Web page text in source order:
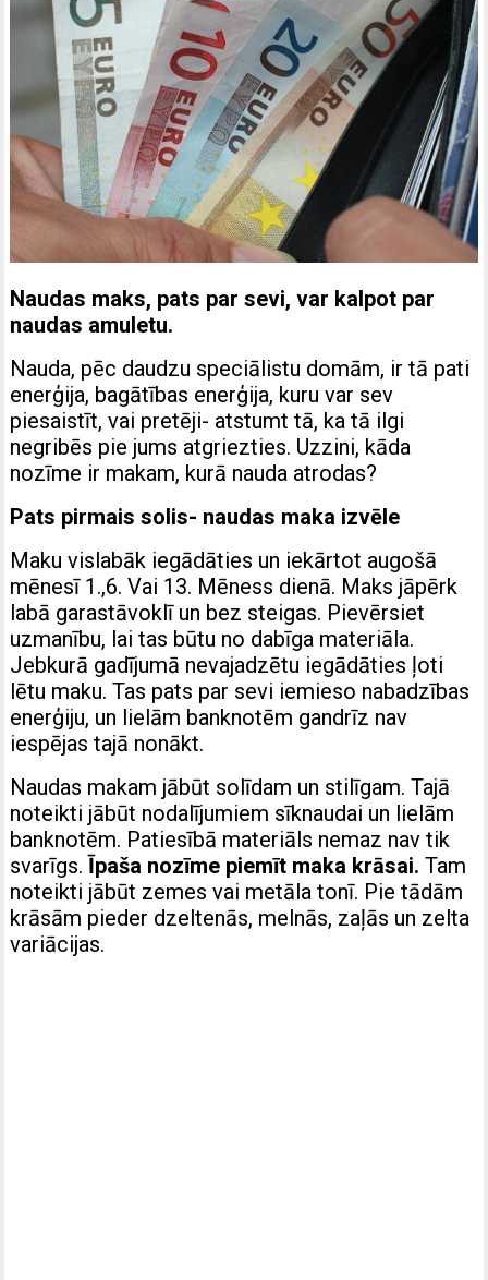
Naudas maks, pats par sevi, var kalpot par
naudas amuletu.
Nauda, pēc daudzu speciālistu domām, ir tā pati
enerģija, bagātības enerģija, kuru var sev
piesaistīt, vai pretēji- atstumt tā, ka tā ilgi
negribēs pie jums atgriezties. Uzzini, kāda
nozīme ir makam, kurā nauda atrodas?
Pats pirmais solis- naudas maka izvēle
Maku vislabāk iegādāties un iekārtot augošā
mēnesī 1.,6. Vai 13. Mēness dienā. Maks jāpērk
labā garastāvoklī un bez steigas. Pievērsiet
uzmanību, lai tas būtu no dabīga materiāla.
Jebkurā gadījumā nevajadzētu iegādāties ļoti
lētu maku. Tas pats par sevi iemieso nabadzības
enerģiju, un lielām banknotēm gandrīz nav
iespējas tajā nonākt.
Naudas makam jābūt solīdam un stilīgam. Tajā
noteikti jābūt nodalījumiem sīknaudai un lielām
banknotēm. Patiesībā materiāls nemaz nav tik
svarīgs.Īpaša nozīme piemīt maka krāsai. Tam
noteikti jābūt zemes vai metāla tonī. Pie tādām
krāsām pieder dzeltenās, melnās, zaļās un zelta
variācijas.